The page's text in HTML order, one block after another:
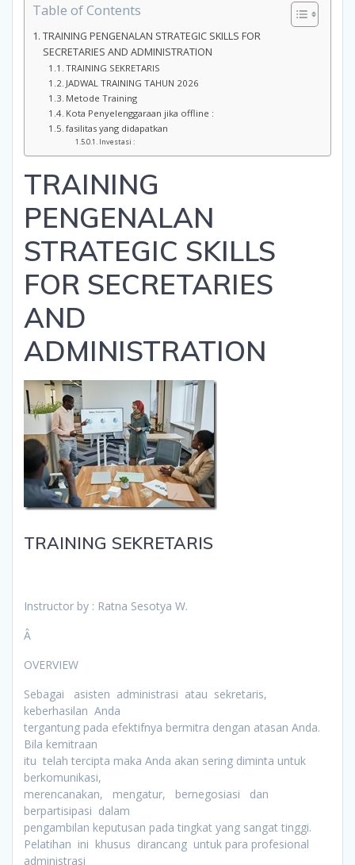
Table of Contents
TRAINING PENGENALAN STRATEGIC SKILLS FOR
SECRETARIES AND ADMINISTRATION
TRAINING SEKRETARIS
JADWAL TRAINING TAHUN 2026
Metode Training
Kota Penyelenggaraan jika offline :
fasilitas yang didapatkan
Investasi :
TRAINING
PENGENALAN
STRATEGIC SKILLS
FOR SECRETARIES
AND
ADMINISTRATION
TRAINING SEKRETARIS
Instructor by : Ratna Sesotya W.
Â
OVERVIEW
Sebagai asisten administrasi atau sekretaris,
keberhasilan Anda
tergantung pada efektifnya bermitra dengan atasan Anda.
Bila kemitraan
itu telah tercipta maka Anda akan sering diminta untuk
berkomunikasi,
merencanakan, mengatur, bernegosiasi dan
berpartisipasi dalam
pengambilan keputusan pada tingkat yang sangat tinggi.
Pelatihan ini khusus dirancang untuk para profesional
administrasi